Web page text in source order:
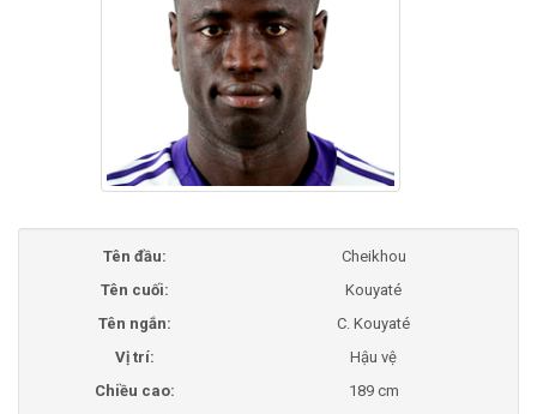
Tên đầu:
Cheikhou
Tên cuối:
Kouyaté
Tên ngắn:
C. Kouyaté
Vị trí:
Hậu vệ
Chiều cao:
189 cm